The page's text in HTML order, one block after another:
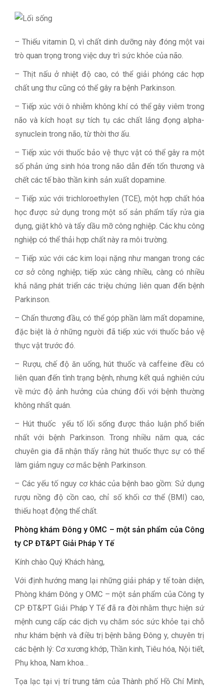
– Thiếu vitamin D, vì chất dinh dưỡng này đóng một vai
trò quan trọng trong việc duy trì sức khỏe của não.
– Thịt nấu ở nhiệt độ cao, có thể giải phóng các hợp
chất ung thư cũng có thể gây ra bệnh Parkinson.
– Tiếp xúc với ô nhiễm không khí có thể gây viêm trong
não và kích hoạt sự tích tụ các chất lắng đọng alpha-
synuclein trong não, từ thời thơ ấu.
– Tiếp xúc với thuốc bảo vệ thực vật có thể gây ra một
số phản ứng sinh hóa trong não dẫn đến tổn thương và
chết các tế bào thần kinh sản xuất dopamine.
– Tiếp xúc với trichloroethylen (TCE), một hợp chất hóa
học được sử dụng trong một số sản phẩm tẩy rửa gia
dụng, giặt khô và tẩy dầu mỡ công nghiệp. Các khu công
nghiệp có thể thải hợp chất này ra môi trường.
– Tiếp xúc với các kim loại nặng như mangan trong các
cơ sở công nghiệp; tiếp xúc càng nhiều, càng có nhiều
khả năng phát triển các triệu chứng liên quan đến bệnh
Parkinson.
– Chấn thương đầu, có thể góp phần làm mất dopamine,
đặc biệt là ở những người đã tiếp xúc với thuốc bảo vệ
thực vật trước đó.
– Rượu, chế độ ăn uống, hút thuốc và caffeine đều có
liên quan đến tình trạng bệnh, nhưng kết quả nghiên cứu
về mức độ ảnh hưởng của chúng đối với bệnh thường
không nhất quán.
– Hút thuốc yếu tố lối sống được thảo luận phổ biến
nhất với bệnh Parkinson. Trong nhiều năm qua, các
chuyên gia đã nhận thấy rằng hút thuốc thực sự có thể
làm giảm nguy cơ mắc bệnh Parkinson.
– Các yếu tố nguy cơ khác của bệnh bao gồm: Sử dụng
rượu nồng độ cồn cao, chỉ số khối cơ thể (BMI) cao,
thiếu hoạt động thể chất.
Phòng khám Đông y OMC – một sản phẩm của Công
ty CP ĐT&PT Giải Pháp Y Tế
Kính chào Quý Khách hàng,
Với định hướng mang lại những giải pháp y tế toàn diện,
Phòng khám Đông y OMC – một sản phẩm của Công ty
CP ĐT&PT Giải Pháp Y Tế đã ra đời nhằm thực hiện sứ
mệnh cung cấp các dịch vụ chăm sóc sức khỏe tại chỗ
như khám bệnh và điều trị bệnh bằng Đông y, chuyên trị
các bệnh lý: Cơ xương khớp, Thần kinh, Tiêu hóa, Nội tiết,
Phụ khoa, Nam khoa…
Tọa lạc tại vị trí trung tâm của Thành phố Hồ Chí Minh,